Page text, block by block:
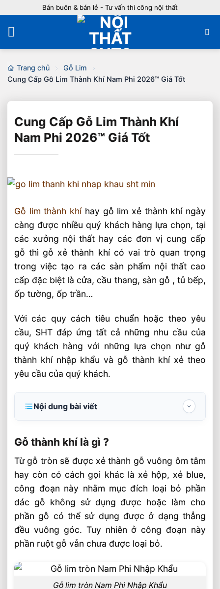
nội
dung
Bán buôn & bán lẻ - Tư vấn thi công nội thất
Trang chủ
Gỗ Lim
Cung Cấp Gỗ Lim Thành Khí Nam Phi 2026™ Giá Tốt
Cung Cấp Gỗ Lim Thành Khí
Nam Phi 2026™ Giá Tốt
Gỗ lim thành khíhay gỗ lim xẻ thành khí ngày
càng được nhiều quý khách hàng lựa chọn, tại
các xưởng nội thất hay các đơn vị cung cấp
gỗ thì gỗ xẻ thành khí có vai trò quan trọng
trong việc tạo ra các sàn phẩm nội thất cao
cấp đặc biệt là cửa, cầu thang, sàn gỗ , tủ bếp,
ốp tường, ốp trần…
Với các quy cách tiêu chuẩn hoặc theo yêu
cầu, SHT đáp ứng tất cả những nhu cầu của
quý khách hàng với những lựa chọn như gỗ
thành khí nhập khẩu và gỗ thành khí xẻ theo
yêu cầu của quý khách.
Nội dung bài viết
Gỗ hộp
Xẻ gỗ thành khí
Đặc điểm của gỗ lim Nam Phi
Gỗ lim Nam Phi và lim Lào
Ứng dụng của gỗ lim nam phi thành khí
trong nội thất
Gỗ lim thành khí Nam Phi làm cửa, cầu
Gỗ Lim Nam Phi được dùng làm đồ nội
Gỗ thành khí là gì ?
Từ gỗ tròn sẽ được xẻ thành gỗ vuông ôm tâm
hay còn có cách gọi khác là xẻ hộp, xẻ blue,
công đoạn này nhằm mục đích loại bỏ phần
dác gỗ không sử dụng được hoặc làm cho
phần gỗ có thể sử dụng được ở dạng thẳng
đều vuông góc. Tuy nhiên ở công đoạn này
phần ruột gỗ vẫn chưa được loại bỏ.
Gỗ lim tròn Nam Phi Nhập Khẩu